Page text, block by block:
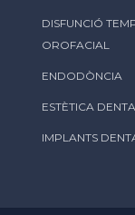
DISFUNCIÓ
OROFACIAL
ENDODÒNCIA
ESTÈTICA
IMPLANTS